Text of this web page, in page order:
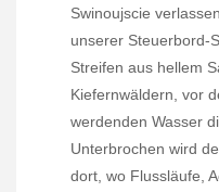
Swinoujscie
unserer Steuerbord-
Streifen aus hellem
Kiefernwäldern, vor
werdenden Wasser
Unterbrochen wird
dort, wo Flussläufe,